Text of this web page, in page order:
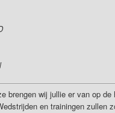
brengen wij jullie er van op de
en trainingen zullen